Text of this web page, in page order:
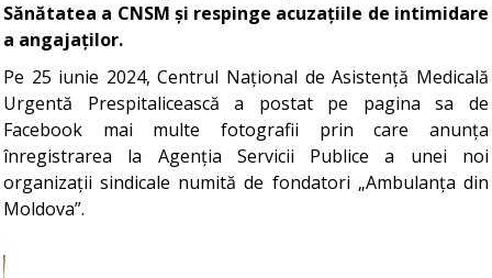
Sănătatea a CNSM și respinge acuzațiile de intimidare
a angajaților.
Pe 25 iunie 2024, Centrul Național de Asistență Medicală
Urgentă Prespitalicească a postat pe pagina sa de
Facebook mai multe fotografii prin care anunța
înregistrarea la Agenția Servicii Publice a unei noi
organizații sindicale numită de fondatori „Ambulanța din
Moldova”.